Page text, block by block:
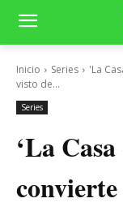
Inicio Series
'La
visto de...
Series
‘La